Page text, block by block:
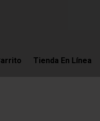
Tienda En Línea